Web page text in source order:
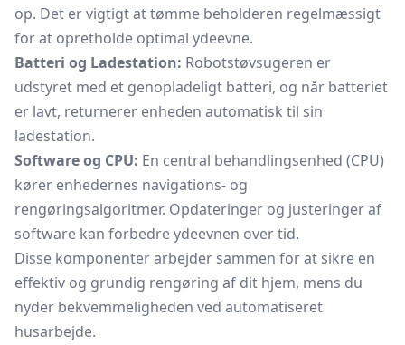
op. Det er vigtigt at tømme beholderen regelmæssigt
for at opretholde optimal ydeevne.
Batteri og Ladestation: Robotstøvsugeren er
udstyret med et genopladeligt batteri, og når batteriet
er lavt, returnerer enheden automatisk til sin
ladestation.
Software og CPU: En central behandlingsenhed (CPU)
kører enhedernes navigations- og
rengøringsalgoritmer. Opdateringer og justeringer af
software kan forbedre ydeevnen over tid.
Disse komponenter arbejder sammen for at sikre en
effektiv og grundig rengøring af dit hjem, mens du
nyder bekvemmeligheden ved automatiseret
husarbejde.